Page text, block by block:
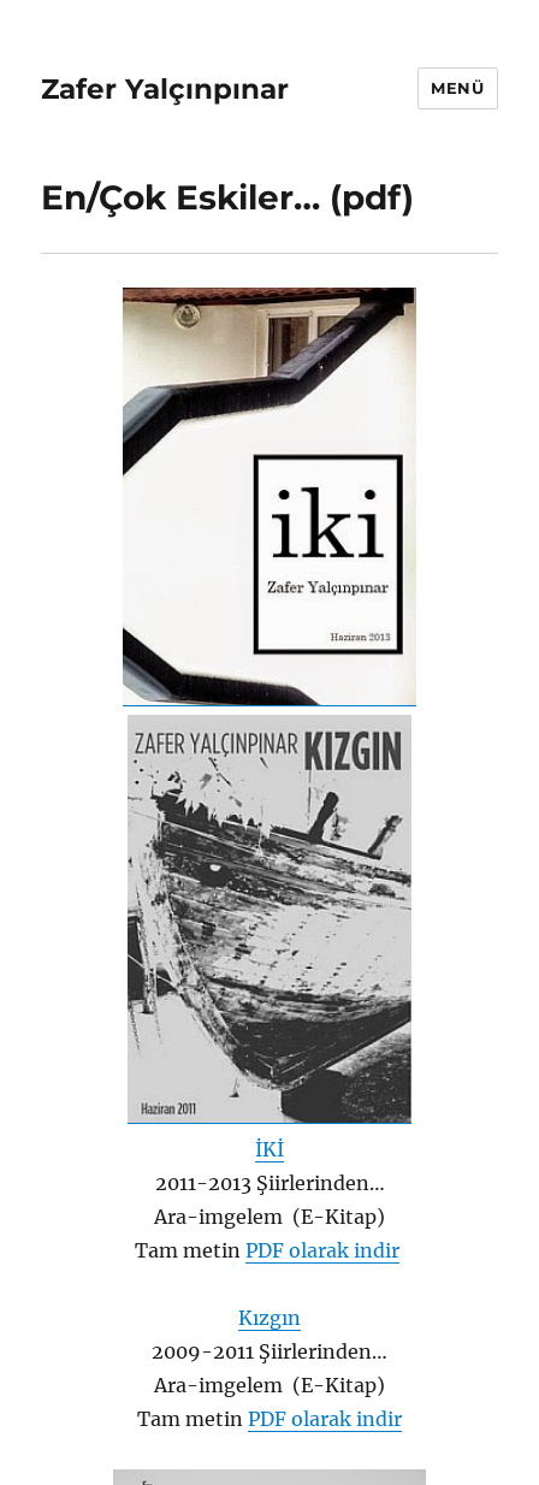
Zafer Yalçınpınar MENÜ
En/Çok Eskiler… (pdf)
İKİ
2011-2013 Şiirlerinden…
Ara-imgelem (E-Kitap)
Tam metin PDF olarak indir
Kızgın
2009-2011 Şiirlerinden…
Ara-imgelem (E-Kitap)
Tam metin PDF olarak indir